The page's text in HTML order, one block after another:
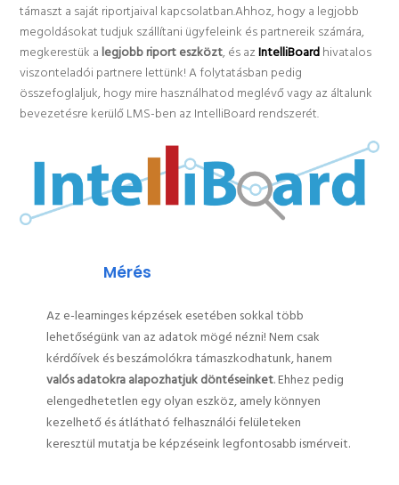
támaszt a saját riportjaival kapcsolatban.Ahhoz, hogy a legjobb
megoldásokat tudjuk szállítani ügyfeleink és partnereik számára,
megkerestük alegjobb riport eszközt, és azIntelliBoardhivatalos
viszonteladói partnere lettünk! A folytatásban pedig
összefoglaljuk, hogy mire használhatod meglévő vagy az általunk
bevezetésre kerülő LMS-ben az IntelliBoard rendszerét.
Mérés
Az e-learninges képzések esetében sokkal több
lehetőségünk van az adatok mögé nézni! Nem csak
kérdőívek és beszámolókra támaszkodhatunk, hanem
valós adatokra alapozhatjuk döntéseinket. Ehhez pedig
elengedhetetlen egy olyan eszköz, amely könnyen
kezelhető és átlátható felhasználói felületeken
keresztül mutatja be képzéseink legfontosabb ismérveit.